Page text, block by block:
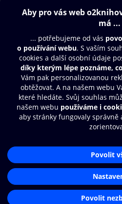
Obsah ke stažení
Moje O2 Knihovna
Další zábava
© O2 Czech Republic a.s.
Přístupnost
Zásady zpracování osobních
Nastavení cookies
Čti a